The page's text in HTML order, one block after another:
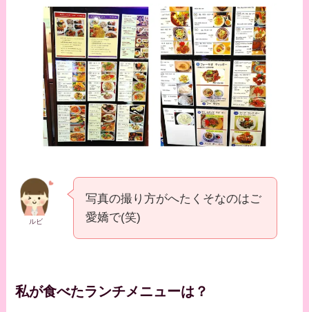
ルビ
写真の撮り方がへたくそなのはご
愛嬌で(笑)
私が食べたランチメニューは？